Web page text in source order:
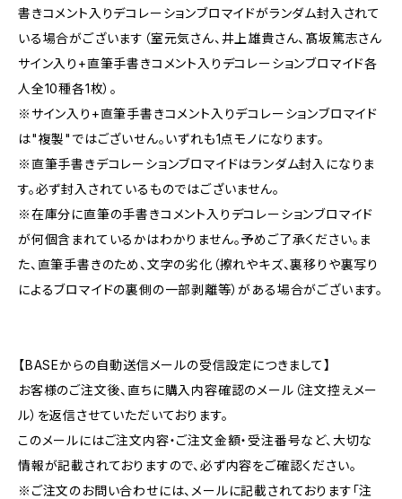
書きコメント入りデコレーションブロマイドがランダム封入されて
いる場合がございます（室元気さん、井上雄貴さん、髙坂篤志さん
サイン入り+直筆手書きコメント入りデコレーションブロマイド各
人全10種各1枚）。
※サイン入り+直筆手書きコメント入りデコレーションブロマイド
は"複製"ではございせん。いずれも1点モノになります。
※直筆手書きデコレーションブロマイドはランダム封入になりま
す。必ず封入されているものではございません。
※在庫分に直筆の手書きコメント入りデコレーションブロマイド
が何個含まれているかはわかりません。予めご了承ください。ま
た、直筆手書きのため、文字の劣化（擦れやキズ、裏移りや裏写り
によるブロマイドの裏側の一部剥離等）がある場合がございます。
【BASEからの自動送信メールの受信設定につきまして】
お客様のご注文後、直ちに購入内容確認のメール（注文控えメー
ル）を返信させていただいております。
このメールにはご注文内容・ご注文金額・受注番号など、大切な
情報が記載されておりますので、必ず内容をご確認ください。
※ご注文のお問い合わせには、メールに記載されております「注